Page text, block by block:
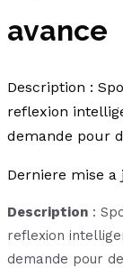
avance
Description :
reflexion
demande pour
Derniere mise a
Description :
reflexion
demande pour